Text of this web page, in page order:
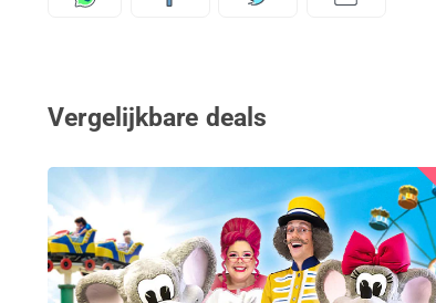
Vergelijkbare deals